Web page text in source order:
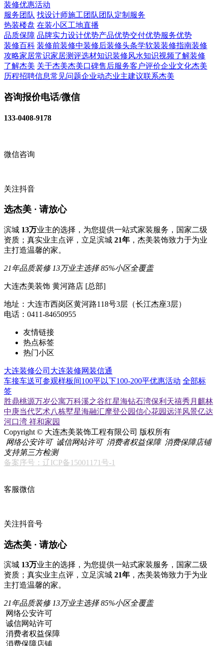
装修优惠活动
服务团队 找设计师施工团队 团队定制服务
热装楼盘 在装小区工地直播
品质保障 品牌实力设计优势产品优势交付优势服务优势
装修百科 装修前装修中装修后装修头条学软装装修指南装修
攻略家居常识家居测评选材知识装修风水知识视频了解装修
了解杰美 关于杰美杰美口碑售后服务客户评价企业文化杰美
历程招聘信息常见问题企业动态业主建议联系杰美
咨询报价电话/微信
133-0408-9178
微信咨询
关注抖音
选杰美 · 请放心
滨城 13万业主的选择，为您提供一站式家装服务，国家二级
资质；真实业主点评，立足滨城 21年 ，杰美装饰致力于为业
主打造温馨的家。
21年品质装修 13万业主选择 85%小区全覆盖
大连杰美装饰 黄河路店 [总部]
地址：大连市西岗区黄河路118号3层（长江杰座3层）
电话：0411-84650955
友情链接
热点标签
热门小区
大连装修公司 大连装修网装信通
车接车送可参观样板间100平以下100-200平优惠活动 全部标
签
胜鼎桃源万岁公寓万科溪之谷红星海钻石湾保利天禧秀月麒林
中庚当代艺术八栋墅星海融汇摩登公园信心花园远洋风景亿达
河口湾 祥和家园
Copyright © 大连杰美装饰工程有限公司 版权所有
网络公安许可 诚信网站许可 消费者权益保障 消费保障店铺
支持第三方检测
备案序号：辽ICP备15001171号-1
客服微信
关注抖音号
选杰美 · 请放心
滨城 13万业主的选择，为您提供一站式家装服务，国家二级
资质；真实业主点评，立足滨城 21年 ，杰美装饰致力于为业
主打造温馨的家。
21年品质装修 13万业主选择 85%小区全覆盖
网络公安许可
诚信网站许可
消费者权益保障
消费保障店铺